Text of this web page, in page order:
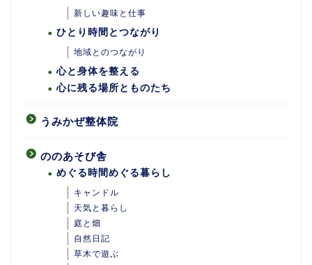
新しい趣味と仕事
ひとり時間とつながり
地域とのつながり
心と身体を整える
心に残る場所とものたち
うみかぜ整体院
ののあそび舎
めぐる時間めぐる暮らし
キャンドル
天気と暮らし
庭と畑
自然日記
草木で遊ぶ